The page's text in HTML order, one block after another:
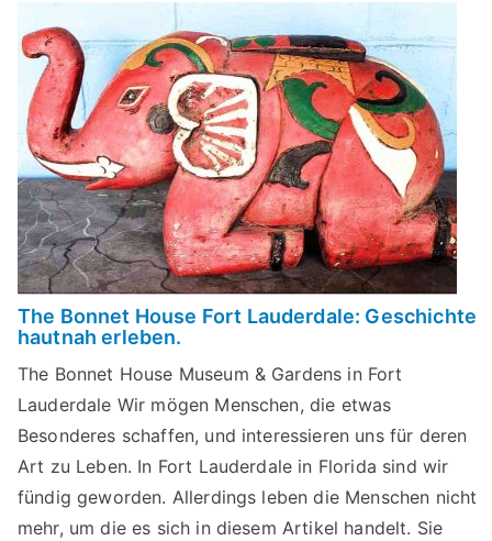
The Bonnet House Fort Lauderdale: Geschichte
hautnah erleben.
The Bonnet House Museum & Gardens in Fort
Lauderdale Wir mögen Menschen, die etwas
Besonderes schaffen, und interessieren uns für deren
Art zu Leben. In Fort Lauderdale in Florida sind wir
fündig geworden. Allerdings leben die Menschen nicht
mehr, um die es sich in diesem Artikel handelt. Sie